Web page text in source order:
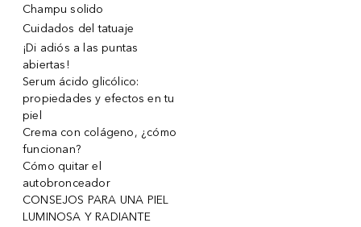
Champu solido
Cuidados del tatuaje
¡Di adiós a las puntas
abiertas!
Serum ácido glicólico:
propiedades y efectos en tu
piel
Crema con colágeno, ¿cómo
funcionan?
Cómo quitar el
autobronceador
CONSEJOS PARA UNA PIEL
LUMINOSA Y RADIANTE